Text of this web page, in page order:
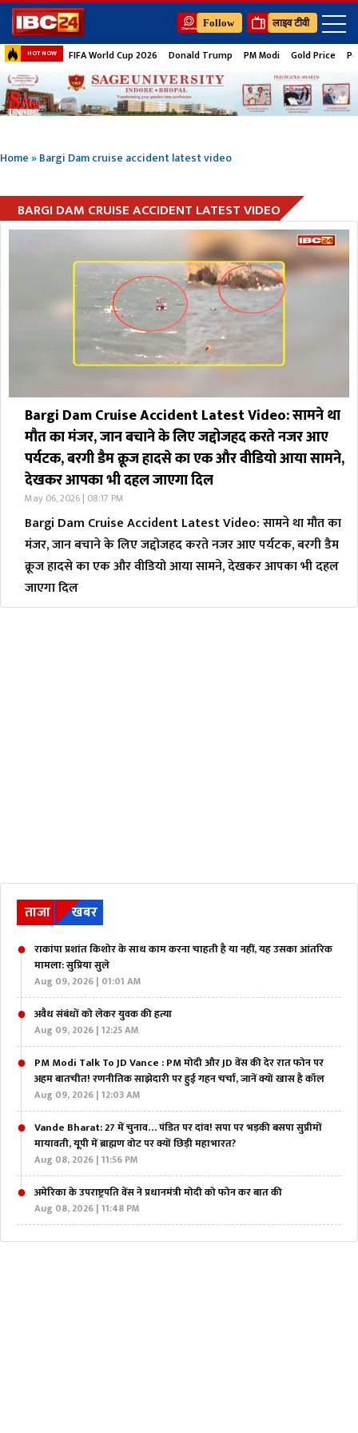
Follow लाइव टीवी
HOT NOW FIFA World Cup 2026 Donald Trump PM Modi Gold Price
Home»Bargi Dam cruise accident latest video
BARGI DAM CRUISE ACCIDENT LATEST VIDEO
Bargi Dam Cruise Accident Latest Video: सामने था
मौत का मंजर, जान बचाने के लिए जद्दोजहद करते नजर आए
पर्यटक, बरगी डैम क्रूज हादसे का एक और वीडियो आया सामने,
देखकर आपका भी दहल जाएगा दिल
May 06, 2026 | 08:17 PM
Bargi Dam Cruise Accident Latest Video: सामने था मौत का
मंजर, जान बचाने के लिए जद्दोजहद करते नजर आए पर्यटक, बरगी डैम
क्रूज हादसे का एक और वीडियो आया सामने, देखकर आपका भी दहल
जाएगा दिल
ताजा खबर
राकांपा प्रशांत किशोर के साथ काम करना चाहती है या नहीं, यह उसका आंतरिक
मामला: सुप्रिया सुले
Aug 09, 2026 | 01:01 AM
अवैध संबंधों को लेकर युवक की हत्या
Aug 09, 2026 | 12:25 AM
PM Modi Talk To JD Vance : PM मोदी और JD वेंस की देर रात फोन पर
अहम बातचीत! रणनीतिक साझेदारी पर हुई गहन चर्चा, जानें क्यों खास है कॉल
Aug 09, 2026 | 12:03 AM
Vande Bharat: 27 में चुनाव… पंडित पर दांव! सपा पर भड़की बसपा सुप्रीमों
मायावती, यूपी में ब्राह्मण वोट पर क्यों छिड़ी महाभारत?
Aug 08, 2026 | 11:56 PM
अमेरिका के उपराष्ट्रपति वेंस ने प्रधानमंत्री मोदी को फोन कर बात की
Aug 08, 2026 | 11:48 PM